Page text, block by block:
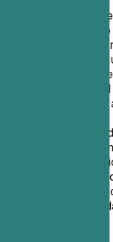
Enumera
agrúpalas
Lenguajes,
Asegúrate de
sean
inteligencia
Para las
detallando
tus roles
Evita
nivel de